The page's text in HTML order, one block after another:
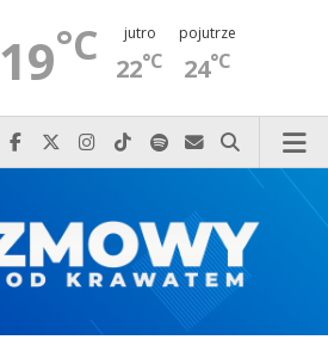
19°C jutro
22°C
pojutrze
24°C
Najlepiej po prostu do nas zadzwoń
Odwiedź nas na Facebook-u
Odwiedź nas na X
Odwiedź nas na Instagram-ie
Odwiedź nas na TikTok-u
Szukaj nas na Spotify
Wyślij do nas
Szukaj